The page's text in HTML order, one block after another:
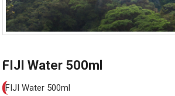
FIJI Water 500ml
FIJI Water 500ml